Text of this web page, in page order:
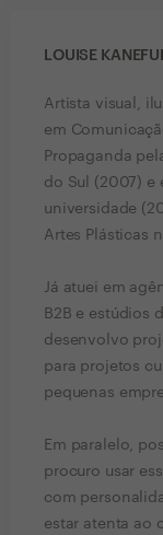
LOUISE
Artista visual,
em
Propaganda
do Sul (2007) e
universidade
Artes Plásticas
Já atuei em
B2B e estúdios
desenvolvo
para projetos
pequenas
Em paralelo,
procuro usar
com
estar atenta ao